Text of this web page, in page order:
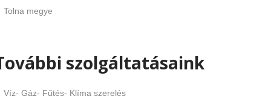
Tolna megye
szolgáltatásaink
Víz- Gáz- Fűtés- Klíma szerelés